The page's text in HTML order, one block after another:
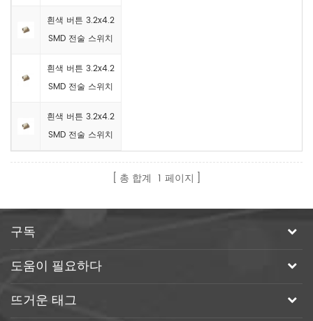
흰색 버튼 3.2x4.2
SMD 전술 스위치
흰색 버튼 3.2x4.2
SMD 전술 스위치
흰색 버튼 3.2x4.2
SMD 전술 스위치
총 합계 1 페이지
구독
도움이 필요하다
뜨거운 태그